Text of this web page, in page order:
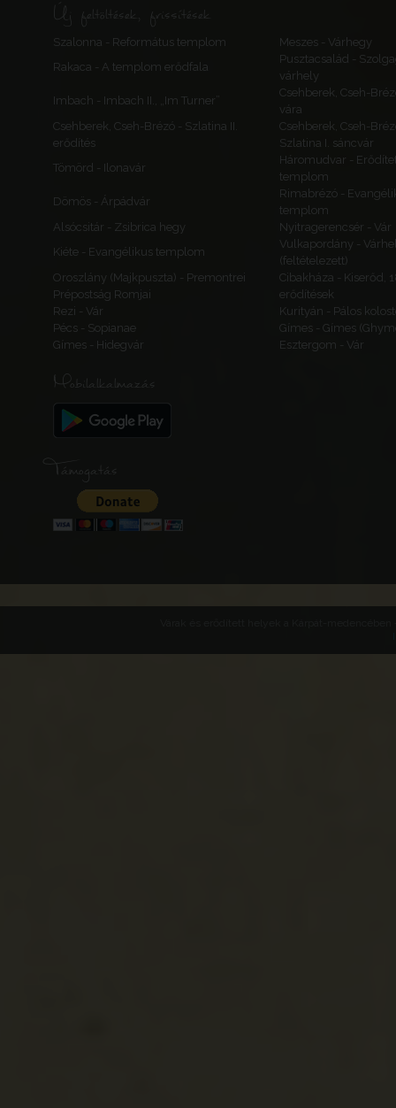
Új feltöltések, frissítések
Szalonna - Református templom
Meszes - Várhegy
Rakaca - A templom erődfala
Pusztacsalád -
várhely
Imbach - Imbach II., „Im Turner”
Csehberek, Cseh-
vára
Csehberek, Cseh-Brézó - Szlatina II.
erődítés
Csehberek, Cseh-
Szlatina I. sáncvár
Tömörd - Ilonavár
Háromudvar -
templom
Dömös - Árpádvár
Rimabrézó -
templom
Alsócsitár - Zsibrica hegy
Nyitragerencsér - Vár
Kiéte - Evangélikus templom
Vulkapordány -
(feltételezett)
Oroszlány (Majkpuszta) - Premontrei
Prépostság Romjai
Cibakháza - Kiserőd,
erődítések
Rezi - Vár
Kurityán - Pálos
Pécs - Sopianae
Gímes - Gímes
Gímes - Hidegvár
Esztergom - Vár
Mobilalkalmazás
Támogatás